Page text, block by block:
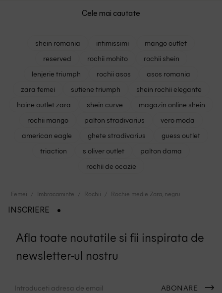
Cele mai cautate
shein romania intimissimi
mango outlet
reserved
rochii mohito
rochii shein
lenjerie triumph
rochii asos
asos romania
zara femei
sutiene triumph
shein rochii elegante
haine outlet zara
shein curve
magazin online shein
rochii mango
palton stradivarius
vero moda
american eagle
ghete stradivarius
guess outlet
triaction
s oliver outlet
palton dama
rochii de ocazie
Femei Imbracaminte Rochii Rochie medie Zara, negru
INSCRIERE
Afla toate noutatile si fii inspirata de
newsletter-ul nostru
ABONARE